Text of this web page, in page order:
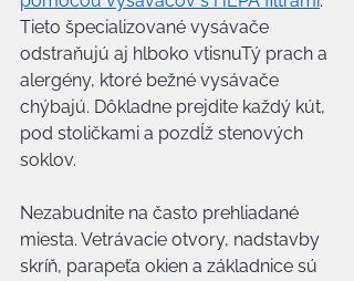
Tieto špecializované vysávače
odstraňujú aj hlboko vtisnuTý prach a
alergény, ktoré bežné vysávače
chýbajú. Dôkladne prejdite každý kút,
pod stoličkami a pozdĺž stenových
soklov.
Nezabudnite na často prehliadané
miesta. Vetrávacie otvory, nadstavby
skríň, parapeťa okien a základnice sú